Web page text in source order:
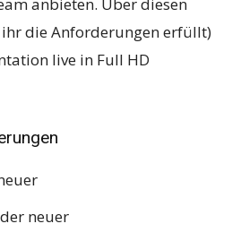
die Anforderungen erfüllt)
live in Full HD
neuer